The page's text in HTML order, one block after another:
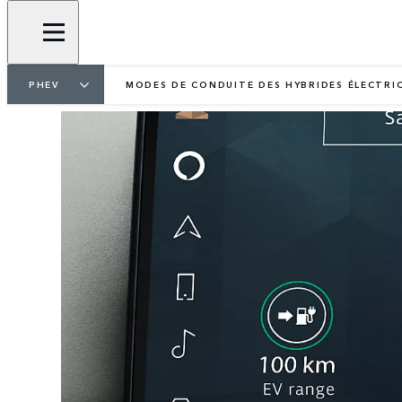
PHEV MODES DE CONDUITE DES HYBRIDES